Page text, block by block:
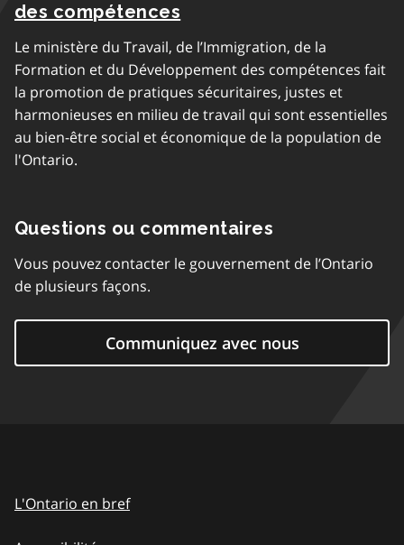
des compétences
Le ministère du Travail, de l’Immigration, de la
Formation et du Développement des compétences fait
la promotion de pratiques sécuritaires, justes et
harmonieuses en milieu de travail qui sont essentielles
au bien-être social et économique de la population de
l'Ontario.
Questions ou commentaires
Vous pouvez contacter le gouvernement de l’Ontario
de plusieurs façons.
Communiquez avec nous
L'Ontario en bref